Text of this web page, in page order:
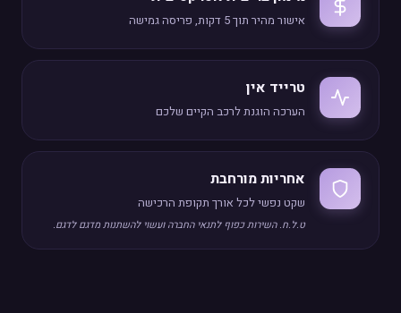
אישור מהיר תוך 5 דקות, פריסה גמישה
טרייד אין
הערכה הוגנת לרכב הקיים שלכם
אחריות מורחבת
שקט נפשי לכל אורך תקופת הרכישה
ט.ל.ח. השירות כפוף לתנאי החברה ועשוי להשתנות מדגם לדגם.